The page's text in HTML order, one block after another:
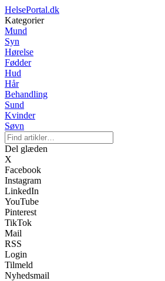
HelsePortal.dk
Kategorier
Mund
Syn
Hørelse
Fødder
Hud
Hår
Behandling
Sund
Kvinder
Søvn
Del glæden
X
Facebook
Instagram
LinkedIn
YouTube
Pinterest
TikTok
Mail
RSS
Login
Tilmeld
Nyhedsmail